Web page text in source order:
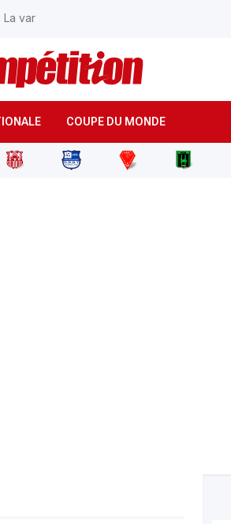
COUPE DU MONDE
La var